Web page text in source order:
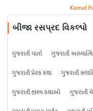
Kamal
બીજા રસપ્રદ વિકલ્પો
ગુજરાતી વાર્તા ગુજરાતી
ગુજરાતી પ્રેરક કથા
ગુજરાતી
ગુજરાતી હાસ્ય કથાઓ
ગુજરાતી